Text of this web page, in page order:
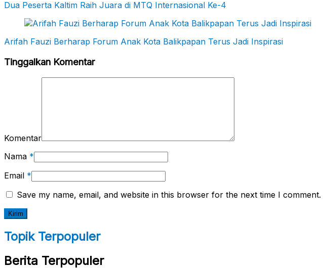
Dua Peserta Kaltim Raih Juara di MTQ Internasional Ke-4
Arifah Fauzi Berharap Forum Anak Kota Balikpapan Terus Jadi Inspirasi
Tinggalkan Komentar
Komentar
Nama *
Email *
Save my name, email, and website in this browser for the next time I comment.
Topik Terpopuler
Berita Terpopuler